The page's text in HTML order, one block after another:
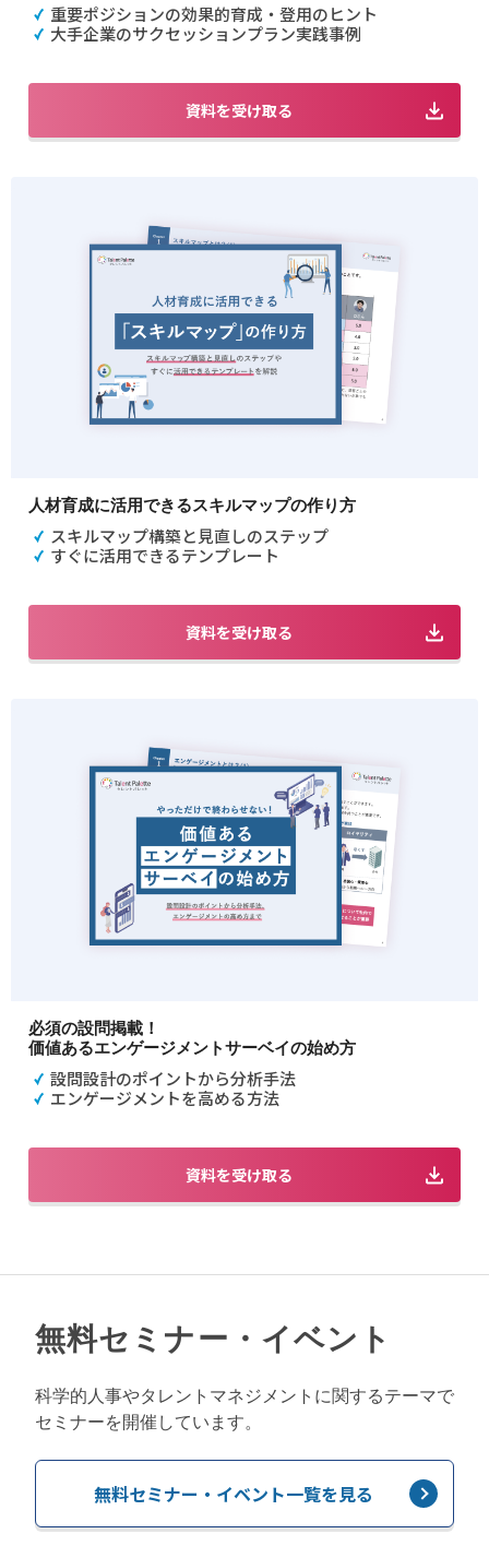
重要ポジションの効果的育成・登用のヒント
大手企業のサクセッションプラン実践事例
資料を受け取る
人材育成に活用できるスキルマップの作り方
スキルマップ構築と見直しのステップ
すぐに活用できるテンプレート
資料を受け取る
必須の設問掲載！
価値あるエンゲージメントサーベイの始め方
設問設計のポイントから分析手法
エンゲージメントを高める方法
資料を受け取る
無料セミナー・イベント
科学的人事やタレントマネジメントに関するテーマで
セミナーを開催しています。
無料セミナー・イベント一覧を見る